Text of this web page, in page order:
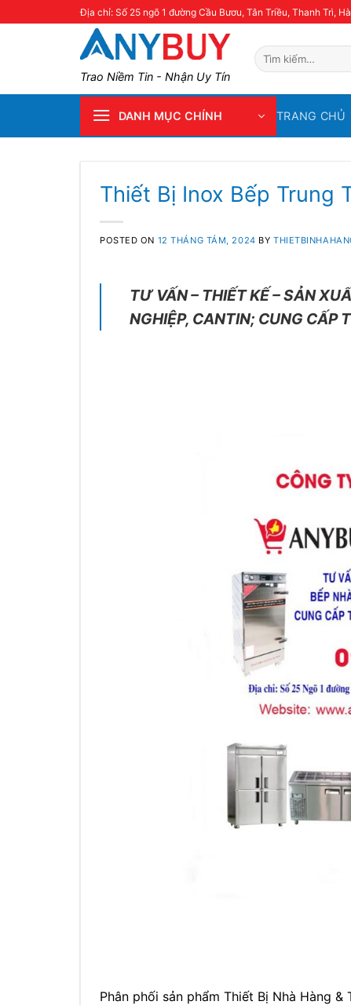
Địa chỉ: Số 25 ngõ 1 đường Cầu Bươu, Tân Triều, Thanh Trì,
Trao Niềm Tin - Nhận Uy Tín
Tìm
kiếm:
DANH MỤC CHÍNH TRANG CHỦ
Thiết Bị Inox Bếp Trung
POSTED ON 12 THÁNG TÁM, 2024 BY
TƯ VẤN – THIẾT KẾ – SẢN
NGHIỆP, CANTIN; CUNG CẤP
Phân phối sản phẩm Thiết Bị Nhà Hàng